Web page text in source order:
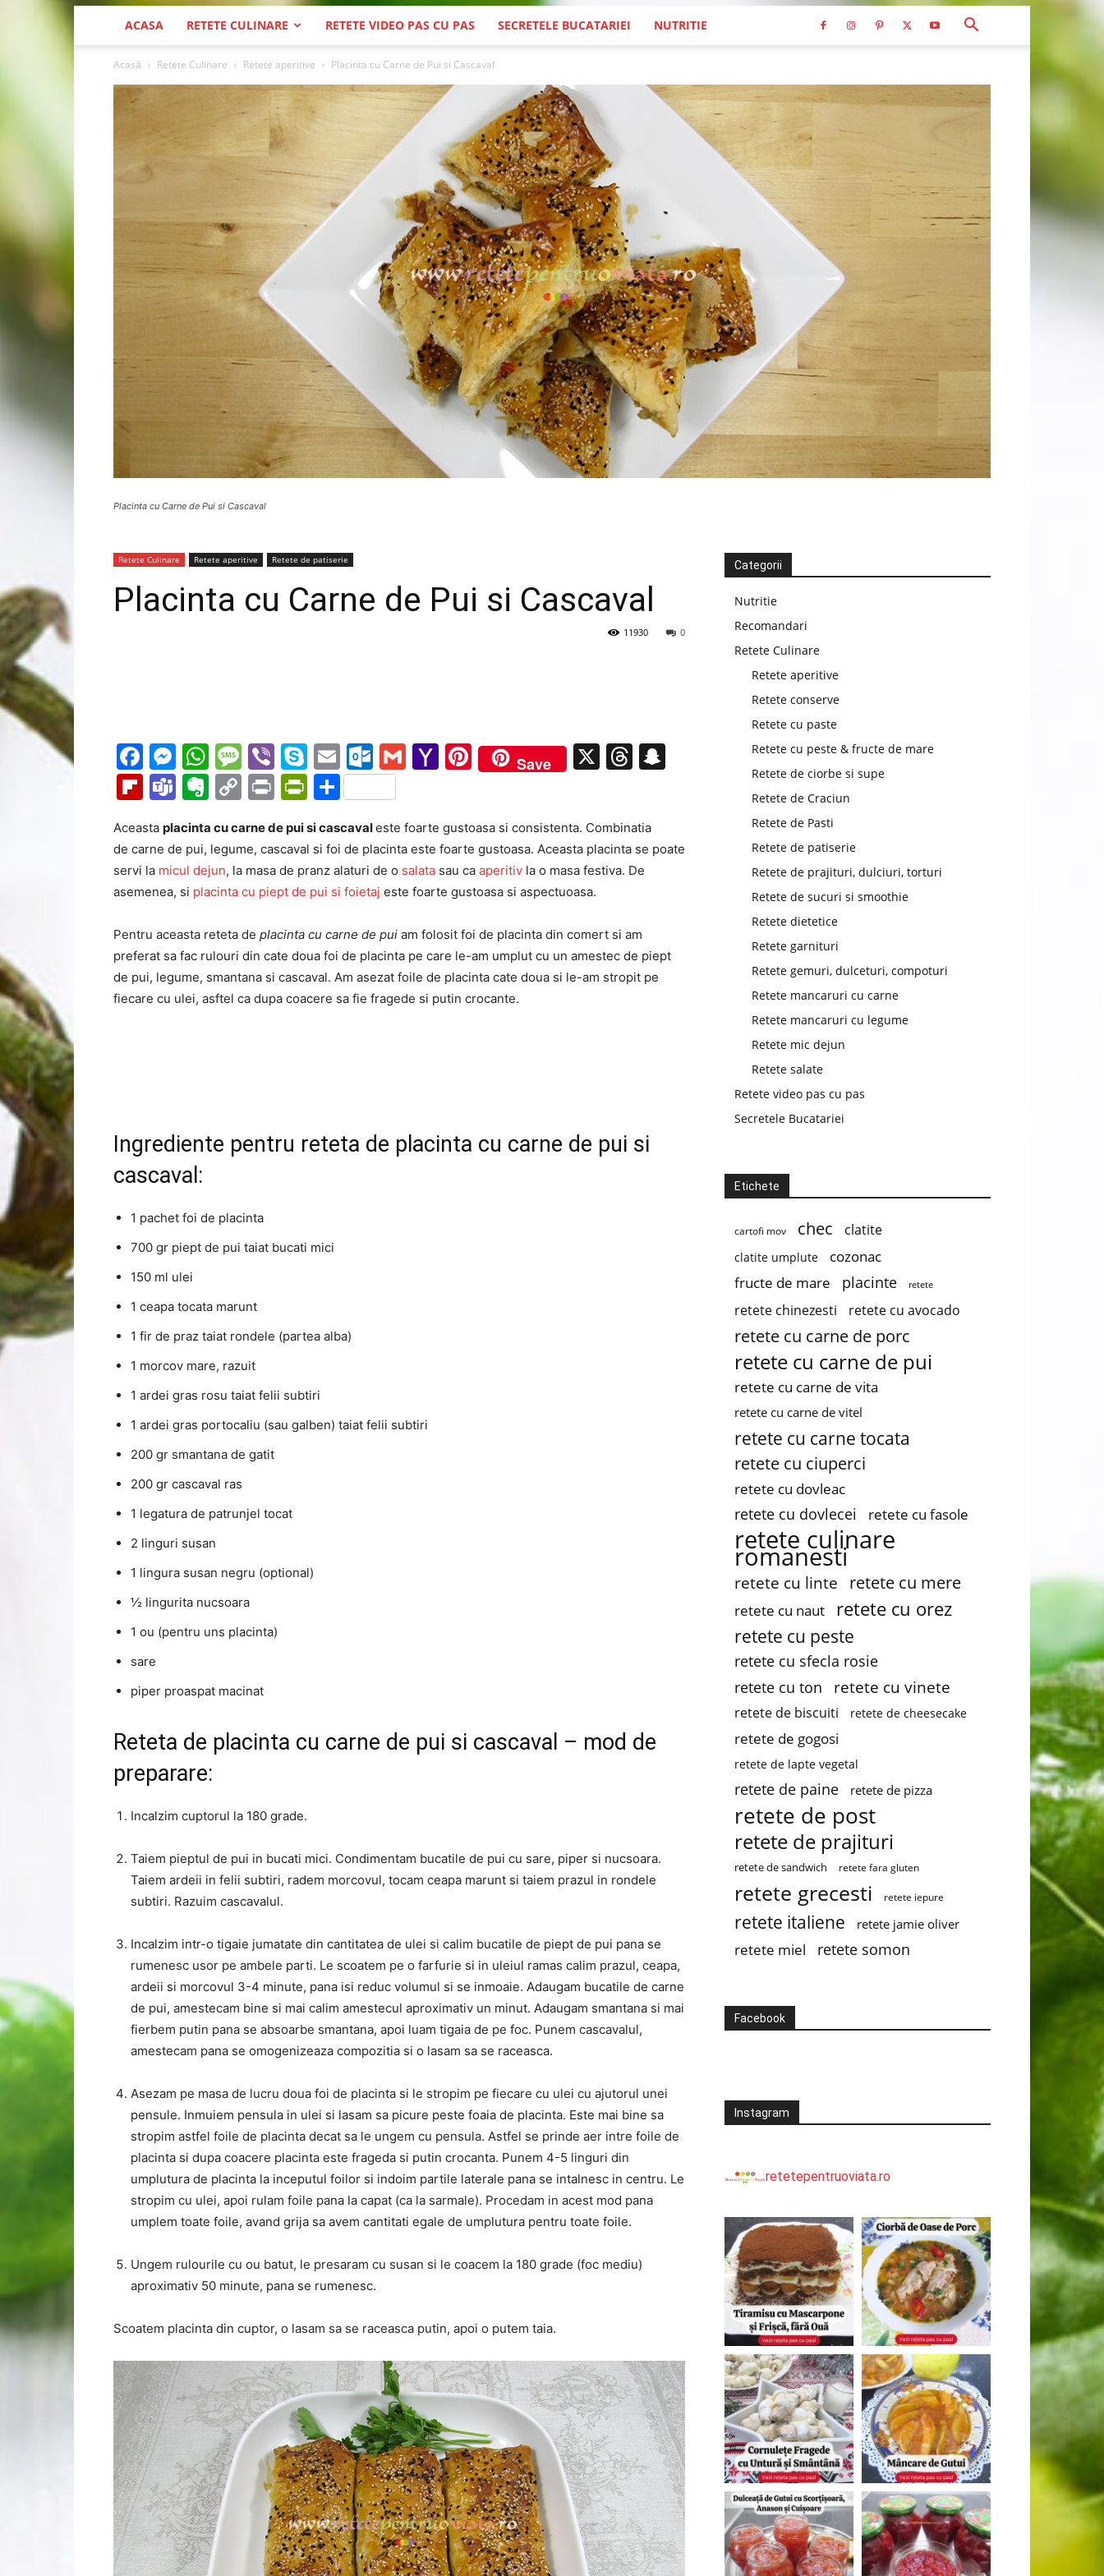
ACASA RETETE CULINARE RETETE VIDEO PAS CU PAS SECRETELE BUCATARIEI NUTRITIE
Acasă Retete Culinare Retete aperitive Placinta cu Carne de Pui si Cascaval
Placinta cu Carne de Pui si Cascaval
Retete Culinare Retete aperitive Retete de patiserie
Placinta cu Carne de Pui si Cascaval
0
11930
Facebook
Messenger
WhatsApp
Message
ViberSkype
EmailOutlook.com
GmailYahoo
Mail
Pinterest
Save X ThreadsSnapchat
Flipboard
Teams
Evernote
CopyPrintPrintFriendly
Partajează
Aceasta placinta cu carne de pui si cascavaleste foarte gustoasa si consistenta. Combinatia
de carne de pui, legume, cascaval si foi de placinta este foarte gustoasa. Aceasta placinta se poate
servi la micul dejun, la masa de pranz alaturi de o salata sau ca aperitiv la o masa festiva. De
asemenea, si placinta cu piept de pui si foietaj este foarte gustoasa si aspectuoasa.
Pentru aceasta reteta de placinta cu carne de pui am folosit foi de placinta din comert si am
preferat sa fac rulouri din cate doua foi de placinta pe care le-am umplut cu un amestec de piept
de pui, legume, smantana si cascaval. Am asezat foile de placinta cate doua si le-am stropit pe
fiecare cu ulei, asftel ca dupa coacere sa fie fragede si putin crocante.
Ingrediente pentru reteta de placinta cu carne de pui si
cascaval:
1 pachet foi de placinta
700 gr piept de pui taiat bucati mici
150 ml ulei
1 ceapa tocata marunt
1 fir de praz taiat rondele (partea alba)
1 morcov mare, razuit
1 ardei gras rosu taiat felii subtiri
1 ardei gras portocaliu (sau galben) taiat felii subtiri
200 gr smantana de gatit
200 gr cascaval ras
1 legatura de patrunjel tocat
2 linguri susan
1 lingura susan negru (optional)
½ lingurita nucsoara
1 ou (pentru uns placinta)
sare
piper proaspat macinat
Reteta de placinta cu carne de pui si cascaval – mod de
preparare:
Incalzim cuptorul la 180 grade.
Taiem pieptul de pui in bucati mici. Condimentam bucatile de pui cu sare, piper si nucsoara.
Taiem ardeii in felii subtiri, radem morcovul, tocam ceapa marunt si taiem prazul in rondele
subtiri. Razuim cascavalul.
Incalzim intr-o tigaie jumatate din cantitatea de ulei si calim bucatile de piept de pui pana se
rumenesc usor pe ambele parti. Le scoatem pe o farfurie si in uleiul ramas calim prazul, ceapa,
ardeii si morcovul 3-4 minute, pana isi reduc volumul si se inmoaie. Adaugam bucatile de carne
de pui, amestecam bine si mai calim amestecul aproximativ un minut. Adaugam smantana si mai
fierbem putin pana se absoarbe smantana, apoi luam tigaia de pe foc. Punem cascavalul,
amestecam pana se omogenizeaza compozitia si o lasam sa se raceasca.
Asezam pe masa de lucru doua foi de placinta si le stropim pe fiecare cu ulei cu ajutorul unei
pensule. Inmuiem pensula in ulei si lasam sa picure peste foaia de placinta. Este mai bine sa
stropim astfel foile de placinta decat sa le ungem cu pensula. Astfel se prinde aer intre foile de
placinta si dupa coacere placinta este frageda si putin crocanta. Punem 4-5 linguri din
umplutura de placinta la inceputul foilor si indoim partile laterale pana se intalnesc in centru. Le
stropim cu ulei, apoi rulam foile pana la capat (ca la sarmale). Procedam in acest mod pana
umplem toate foile, avand grija sa avem cantitati egale de umplutura pentru toate foile.
Ungem rulourile cu ou batut, le presaram cu susan si le coacem la 180 grade (foc mediu)
aproximativ 50 minute, pana se rumenesc.
Scoatem placinta din cuptor, o lasam sa se raceasca putin, apoi o putem taia.
Categorii
Nutritie
Recomandari
Retete Culinare
Retete aperitive
Retete conserve
Retete cu paste
Retete cu peste & fructe de mare
Retete de ciorbe si supe
Retete de Craciun
Retete de Pasti
Retete de patiserie
Retete de prajituri, dulciuri, torturi
Retete de sucuri si smoothie
Retete dietetice
Retete garnituri
Retete gemuri, dulceturi, compoturi
Retete mancaruri cu carne
Retete mancaruri cu legume
Retete mic dejun
Retete salate
Retete video pas cu pas
Secretele Bucatariei
Etichete
cartofi mov chec clatite
clatite umplute
cozonac
fructe de mare
placinte retete
retete chinezesti retete cu avocado
retete cu carne de porc
retete cu carne de pui
retete cu carne de vita
retete cu carne de vitel
retete cu carne tocata
retete cu ciuperci
retete cu dovleac
retete cu dovlecei retete cu fasole
retete culinare
romanesti
retete cu linte retete cu mere
retete cu naut
retete cu orez
retete cu peste
retete cu sfecla rosie
retete cu ton
retete cu vinete
retete de biscuiti retete de cheesecake
retete de gogosi
retete de lapte vegetal
retete de paine retete de pizza
retete de post
retete de prajituri
retete de sandwich retete fara gluten
retete grecesti retete iepure
retete italiene retete jamie oliver
retete miel retete somon
Facebook
Instagram
retetepentruoviata.ro